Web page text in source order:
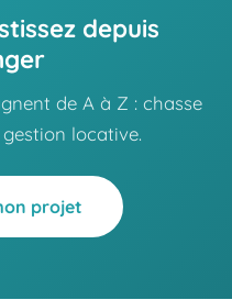
depuis
de A à Z : chasse
locative.
projet